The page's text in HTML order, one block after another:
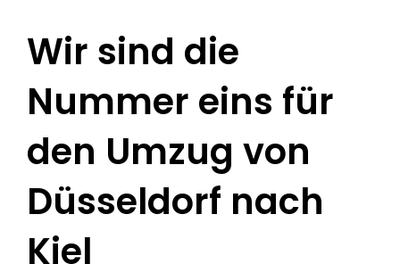
Wir sind die
Nummer eins für
den Umzug von
Düsseldorf nach
Kiel